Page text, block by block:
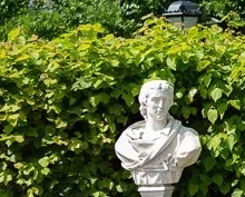
Творческий инкубатор